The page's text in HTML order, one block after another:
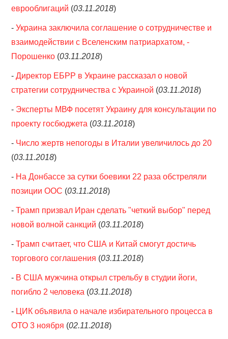
еврооблигаций (03.11.2018)
-Украина заключила соглашение о сотрудничестве и
взаимодействии с Вселенским патриархатом, -
Порошенко (03.11.2018)
-Директор ЕБРР в Украине рассказал о новой
стратегии сотрудничества с Украиной (03.11.2018)
- Эксперты МВФ посетят Украину для консультации по
проекту госбюджета (03.11.2018)
- Число жертв непогоды в Италии увеличилось до 20
(03.11.2018)
- На Донбассе за сутки боевики 22 раза обстреляли
позиции ООС (03.11.2018)
-Трамп призвал Иран сделать "четкий выбор" перед
новой волной санкций (03.11.2018)
-Трамп считает, что США и Китай смогут достичь
торгового соглашения (03.11.2018)
- В США мужчина открыл стрельбу в студии йоги,
погибло 2 человека (03.11.2018)
- ЦИК объявила о начале избирательного процесса в
ОТО 3 ноября (02.11.2018)